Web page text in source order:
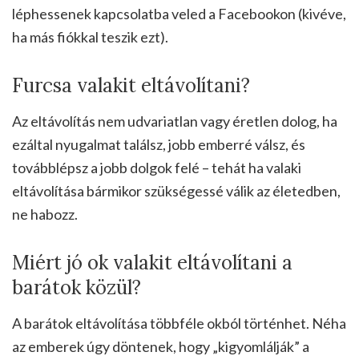
léphessenek kapcsolatba veled a Facebookon (kivéve,
ha más fiókkal teszik ezt).
Furcsa valakit eltávolítani?
Az eltávolítás nem udvariatlan vagy éretlen dolog, ha
ezáltal nyugalmat találsz, jobb emberré válsz, és
továbblépsz a jobb dolgok felé – tehát ha valaki
eltávolítása bármikor szükségessé válik az életedben,
ne habozz.
Miért jó ok valakit eltávolítani a
barátok közül?
A barátok eltávolítása többféle okból történhet. Néha
az emberek úgy döntenek, hogy „kigyomlálják” a